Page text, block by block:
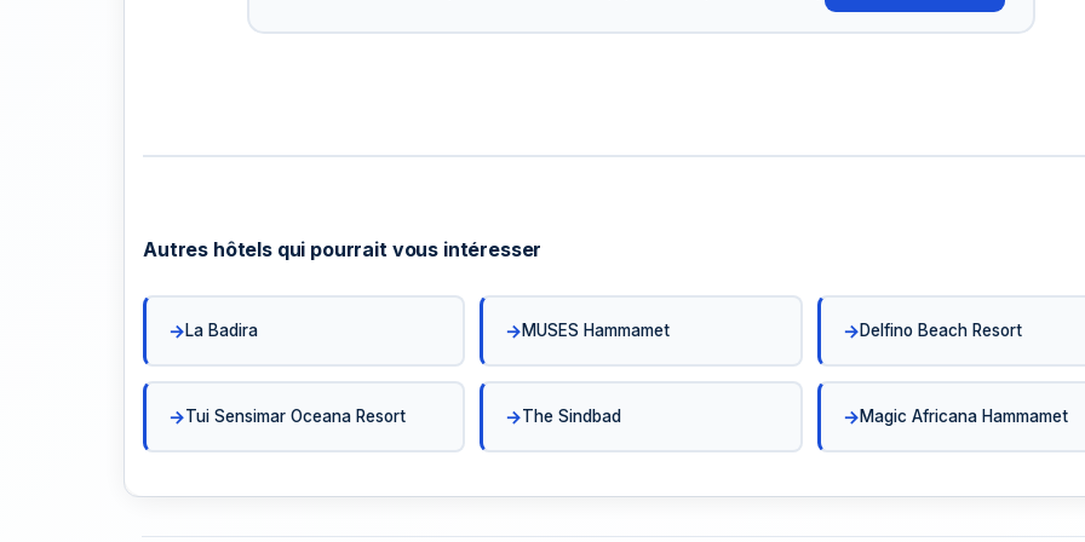
Autres hôtels qui pourrait vous intéresser
La Badira MUSES Hammamet Delfino Beach Resort
Tui Sensimar Oceana Resort The Sindbad Magic Africana Hammamet